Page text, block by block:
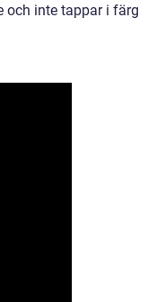
och inte tappar i färg